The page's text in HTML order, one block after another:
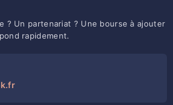
? Un partenariat ? Une bourse à ajouter
rapidement.